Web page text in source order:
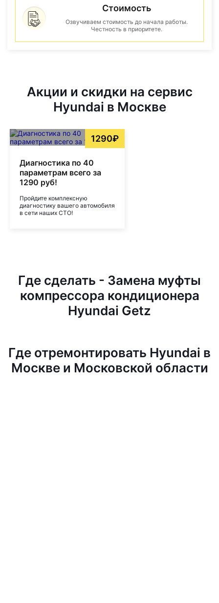
Стоимость
Озвучиваем стоимость до начала работы.
Честность в приоритете.
Акции и скидки на сервис
Hyundai в Москве
1290₽
Диагностика по 40
параметрам всего за
1290 руб!
Пройдите комплексную
диагностику вашего автомобиля
в сети наших СТО!
Где сделать - Замена муфты
компрессора кондиционера
Hyundai Getz
Где отремонтировать Hyundai в
Москве и Московской области